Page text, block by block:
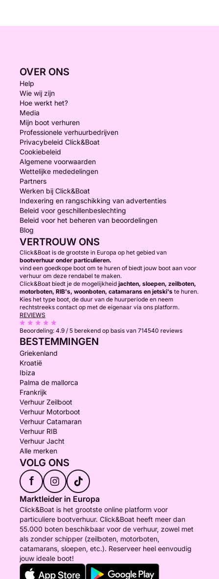
OVER ONS
Help
Wie wij zijn
Hoe werkt het?
Media
Mijn boot verhuren
Professionele verhuurbedrijven
Privacybeleid Click&Boat
Cookiebeleid
Algemene voorwaarden
Wettelijke mededelingen
Partners
Werken bij Click&Boat
Indexering en rangschikking van advertenties
Beleid voor geschillenbeslechting
Beleid voor het beheren van beoordelingen
Blog
VERTROUW ONS
Click&Boat is de grootste in Europa op het gebied van
bootverhuur onder particulieren.
vind een goedkope boot om te huren of biedt jouw boot aan voor
verhuur om deze rendabel te maken.
Click&Boat biedt je de mogelijkheid jachten, sloepen, zeilboten,
motorboten, RIB's, woonboten, catamarans en jetski's te huren.
Kies het type boot, de duur van de huurperiode en neem
rechtstreeks contact op met de eigenaar via ons platform.
REVIEWS
Beoordeling: 4.9 / 5 berekend op basis van 714540 reviews
BESTEMMINGEN
Griekenland
Kroatië
Ibiza
Palma de mallorca
Frankrijk
Verhuur Zeilboot
Verhuur Motorboot
Verhuur Catamaran
Verhuur RIB
Verhuur Jacht
Alle merken
VOLG ONS
f
Marktleider in Europa
Click&Boat is het grootste online platform voor
particuliere bootverhuur. Click&Boat heeft meer dan
55.000 boten beschikbaar voor de verhuur, zowel met
als zonder schipper (zeilboten, motorboten,
catamarans, sloepen, etc.). Reserveer heel eenvoudig
jouw ideale boot!